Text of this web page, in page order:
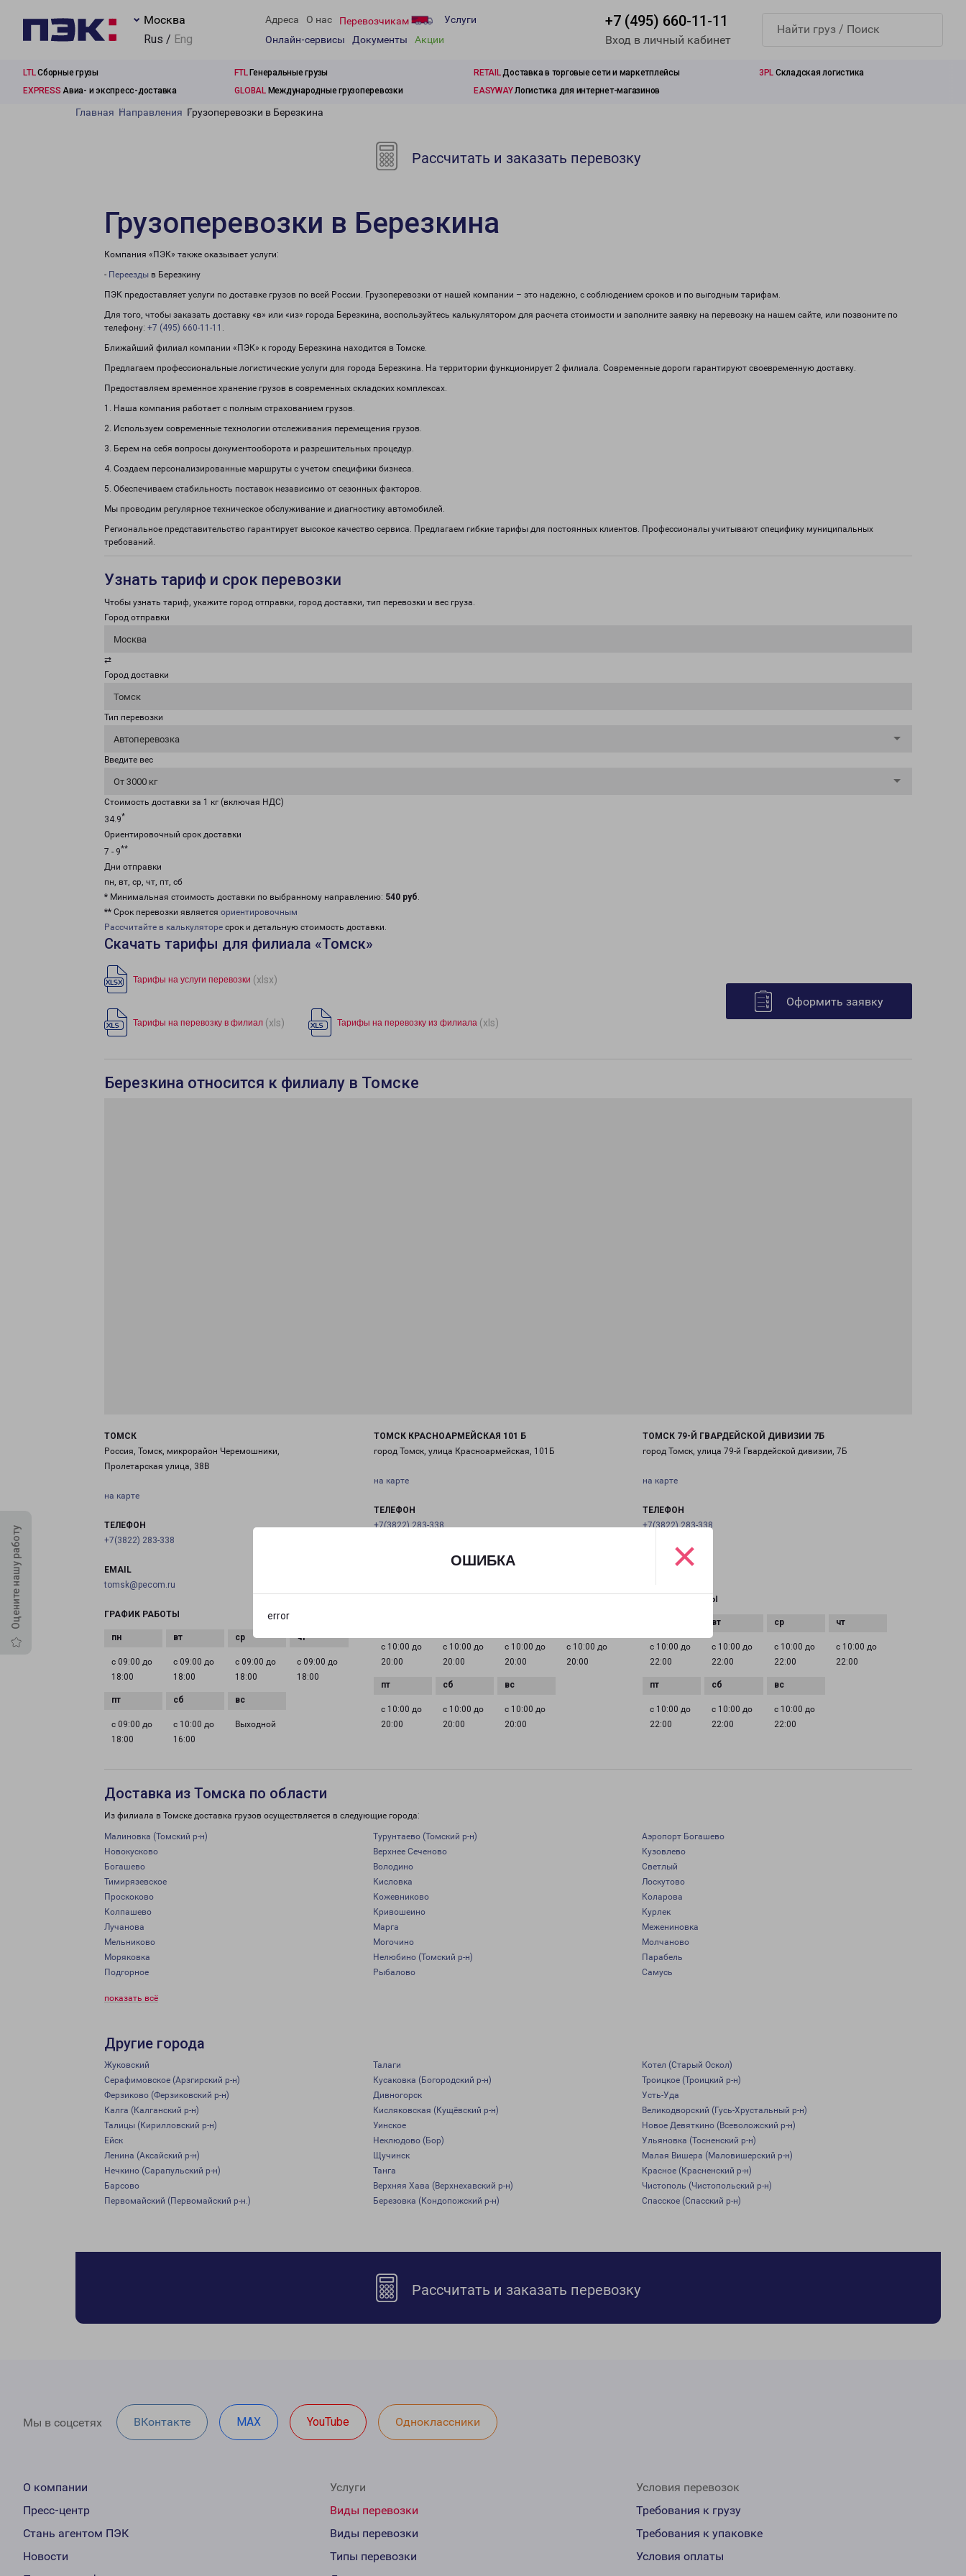
ОШИБКА
error
×
Москва
Rus / Eng
Адреса О нас Перевозчикам
Услуги
Онлайн-сервисы
Документы Акции
+7 (495) 660-11-11
Вход в личный кабинет
LTLСборные грузы FTLГенеральные грузы RETAILДоставка в торговые сети и маркетплейсы 3PL Складская логистика
EXPRESS Авиа- и экспресс-доставка GLOBALМеждународные грузоперевозки EASYWAYЛогистика для интернет-магазинов
Оцените нашу работу
Главная Направления Грузоперевозки в Березкина
Рассчитать и заказать перевозку
Грузоперевозки в Березкина
Компания «ПЭК» также оказывает услуги:
- Переезды в Березкину
ПЭК предоставляет услуги по доставке грузов по всей России. Грузоперевозки от нашей компании – это надежно, с соблюдением сроков и по выгодным тарифам.
Для того, чтобы заказать доставку «в» или «из» города Березкина, воспользуйтесь калькулятором для расчета стоимости и заполните заявку на перевозку на нашем сайте, или позвоните по
телефону: +7 (495) 660-11-11 .
Ближайший филиал компании «ПЭК» к городу Березкина находится в Томске.
Предлагаем профессиональные логистические услуги для города Березкина. На территории функционирует 2 филиала. Современные дороги гарантируют своевременную доставку.
Предоставляем временное хранение грузов в современных складских комплексах.
1. Наша компания работает с полным страхованием грузов.
2. Используем современные технологии отслеживания перемещения грузов.
3. Берем на себя вопросы документооборота и разрешительных процедур.
4. Создаем персонализированные маршруты с учетом специфики бизнеса.
5. Обеспечиваем стабильность поставок независимо от сезонных факторов.
Мы проводим регулярное техническое обслуживание и диагностику автомобилей.
Региональное представительство гарантирует высокое качество сервиса. Предлагаем гибкие тарифы для постоянных клиентов. Профессионалы учитывают специфику муниципальных
требований.
Узнать тариф и срок перевозки
Чтобы узнать тариф, укажите город отправки, город доставки, тип перевозки и вес груза.
Город отправки
Москва
⇄
Город доставки
Томск
Тип перевозки
Автоперевозка
Введите вес
От 3000 кг
Стоимость доставки за 1 кг (включая НДС)
34.9*
Ориентировочный срок доставки
7 - 9**
Дни отправки
пн, вт, ср, чт, пт, сб
* Минимальная стоимость доставки по выбранному направлению: 540 руб.
** Срок перевозки является ориентировочным
Рассчитайте в калькуляторе срок и детальную стоимость доставки.
Скачать тарифы для филиала «Томск»
Тарифы на услуги перевозки (xlsx)
Тарифы на перевозку в филиал (xls) Тарифы на перевозку из филиала (xls)
Оформить заявку
Березкина относится к филиалу в Томске
ТОМСК
Россия, Томск, микрорайон Черемошники,
Пролетарская улица, 38В
на карте
ТЕЛЕФОН
+7(3822) 283-338
EMAIL
tomsk@pecom.ru
ГРАФИК РАБОТЫ
с 09:00 до
18:00
с 09:00 до
18:00
с 09:00 до
18:00
с 09:00 до
18:00
с 09:00 до
18:00
с 10:00 до
16:00
Выходной
ТОМСК КРАСНОАРМЕЙСКАЯ 101 Б
город Томск, улица Красноармейская, 101Б
на карте
ТЕЛЕФОН
+7(3822) 283-338
с 10:00 до
20:00
с 10:00 до
20:00
с 10:00 до
20:00
с 10:00 до
20:00
с 10:00 до
20:00
с 10:00 до
20:00
с 10:00 до
20:00
ТОМСК 79-Й ГВАРДЕЙСКОЙ ДИВИЗИИ 7Б
город Томск, улица 79-й Гвардейской дивизии, 7Б
на карте
ТЕЛЕФОН
+7(3822) 283-338
ГРАФИК РАБОТЫ
с 10:00 до
22:00
с 10:00 до
22:00
с 10:00 до
22:00
с 10:00 до
22:00
с 10:00 до
22:00
с 10:00 до
22:00
с 10:00 до
22:00
Доставка из Томска по области
Из филиала в Томске доставка грузов осуществляется в следующие города:
Малиновка (Томский р-н) Турунтаево (Томский р-н)
Аэропорт Богашево
Новокусково
Верхнее Сеченово
Кузовлево
Богашево
Володино
Светлый
Тимирязевское
Кисловка
Лоскутово
Проскоково
Кожевниково
Коларова
Колпашево
Кривошеино
Курлек
Лучанова
Марга
Межениновка
Мельниково
Могочино
Молчаново
Моряковка
Нелюбино (Томский р-н)
Парабель
Подгорное
Рыбалово Самусь
показать всё
Другие города
Жуковский Талаги
Котел (Старый Оскол)
Серафимовское (Арзгирский р-н)
Кусаковка (Богородский р-н)
Троицкое (Троицкий р-н)
Ферзиково (Ферзиковский р-н)
Дивногорск
Усть-Уда
Калга (Калганский р-н)
Кисляковская (Кущёвский р-н)
Великодворский (Гусь-Хрустальный р-н)
Талицы (Кирилловский р-н)
Уинское
Новое Девяткино (Всеволожский р-н)
Ейск
Неклюдово (Бор)
Ульяновка (Тосненский р-н)
Ленина (Аксайский р-н)
Щучинск
Малая Вишера (Маловишерский р-н)
Нечкино (Сарапульский р-н)
Танга
Красное (Красненский р-н)
Барсово
Верхняя Хава (Верхнехавский р-н)
Чистополь (Чистопольский р-н)
Первомайский (Первомайский р-н.)
Березовка (Кондопожский р-н) Спасское (Спасский р-н)
Рассчитать и заказать перевозку
Мы в соцсетях ВКонтакте MAX YouTube Одноклассники
О компании
Пресс-центр
Стань агентом ПЭК
Новости
Услуги
Виды перевозки
Виды перевозки
Типы перевозки
Условия перевозок
Требования к грузу
Требования к упаковке
Условия оплаты